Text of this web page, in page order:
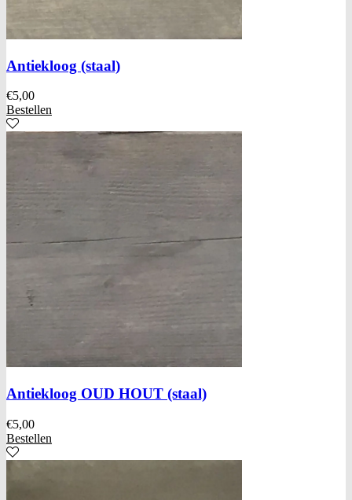
Antiekloog (staal)
€5,00
Bestellen
Antiekloog OUD HOUT (staal)
€5,00
Bestellen